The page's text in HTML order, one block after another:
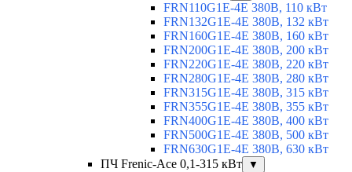
FRN110G1E-4E 380В, 110 кВт
FRN132G1E-4E 380В, 132 кВт
FRN160G1E-4E 380В, 160 кВт
FRN200G1E-4E 380В, 200 кВт
FRN220G1E-4E 380В, 220 кВт
FRN280G1E-4E 380В, 280 кВт
FRN315G1E-4E 380В, 315 кВт
FRN355G1E-4E 380В, 355 кВт
FRN400G1E-4E 380В, 400 кВт
FRN500G1E-4E 380В, 500 кВт
FRN630G1E-4E 380В, 630 кВт
ПЧ Frenic-Ace 0,1-315 кВт
▼